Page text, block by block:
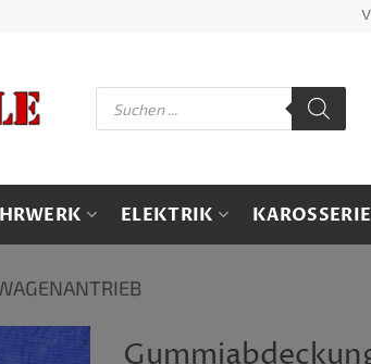
Products
search
ELEKTRIK KAROSSERIE